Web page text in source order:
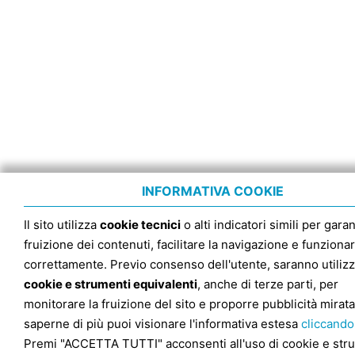
INFORMATIVA COOKIE
Il sito utilizza cookie tecnici o alti indicatori simili per
fruizione dei contenuti, facilitare la navigazione e
correttamente. Previo consenso dell'utente, saranno
cookie e strumenti equivalenti, anche di terze parti, per
monitorare la fruizione del sito e proporre pubblicità
saperne di più puoi visionare l'informativa estesa
Premi "ACCETTA TUTTI" acconsenti all'uso di cookie e